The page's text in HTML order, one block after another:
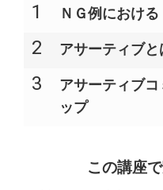
1 ＮＧ例におけ
2 アサーティブと
3
アサーティブ
ップ​
この講座